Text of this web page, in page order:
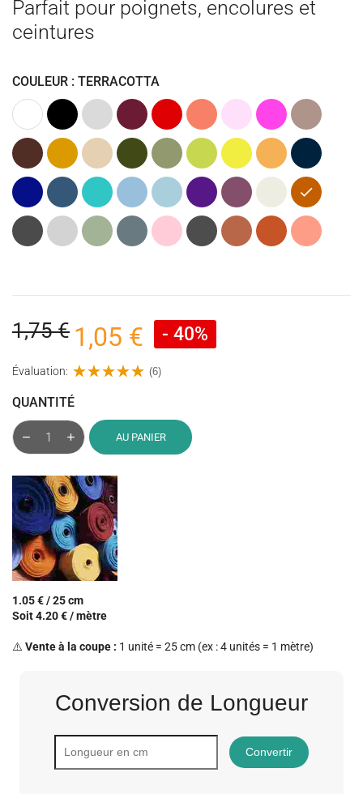
Parfait pour poignets, encolures et
ceintures
COULEUR : TERRACOTTA
Blanc Noir
Gris
clair
BordeauxRouge Corail Rose
Clair
Rose
fuchsia
Taupe
(Marron)
MarronCaramelBeige
Kaki
(Vert
Armée)
Vert
Olive
Vert
anis
Jaune Ocre
(Jaune)
Bleu
marine
Bleu
cobalt
Bleu
jeans
foncé
Bleu
turquoise
Bleu
Clair
Bleu
pastel
Violet Figue
givrée
(Mauve
foncé)
Ecru Terracotta
Gris
anthracite
Gris
clair
Vert
(Vieux)
Bleu
acier
Rose
poudré
Gris
foncé
Argile Brique Corail
Clair
1,75 € 1,05 € - 40%
Évaluation: (6)
QUANTITÉ
AU PANIER
1.05 € / 25 cm
Soit 4.20 € / mètre
⚠️ Vente à la coupe : 1 unité = 25 cm (ex : 4 unités = 1 mètre)
Conversion de Longueur
Convertir